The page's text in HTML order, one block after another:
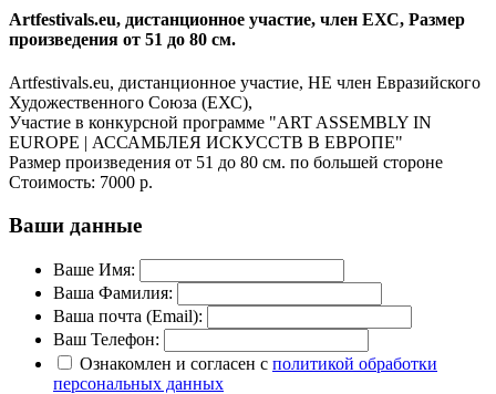
Artfestivals.eu, дистанционное участие, член ЕХС, Размер
произведения от 51 до 80 см.
Artfestivals.eu, дистанционное участие, НЕ член Евразийского
Художественного Союза (ЕХС),
Участие в конкурсной программе "ART ASSEMBLY IN
EUROPE | АССАМБЛЕЯ ИСКУССТВ В ЕВРОПЕ"
Размер произведения от 51 до 80 см. по большей стороне
Стоимость: 7000 р.
Ваши данные
Ваше Имя:
Ваша Фамилия:
Ваша почта (Email):
Ваш Телефон:
Ознакомлен и согласен с политикой обработки
персональных данных